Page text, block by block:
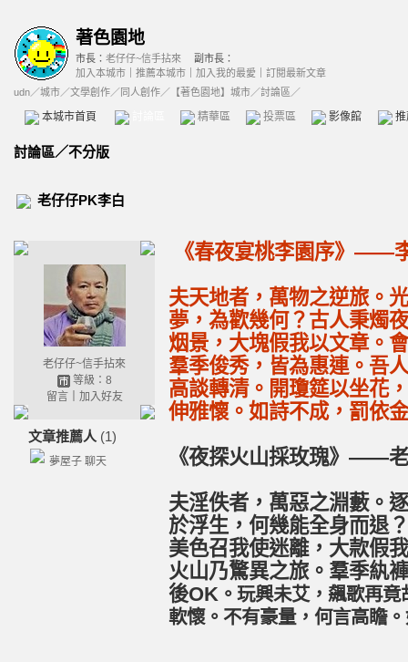
著色園地
市長： 老仔仔~信手拈來
副市長：
加入本城市
推薦本城市 加入我的最愛
訂閱最新文章
udn／城市／文學創作／同人創作／ 【著色園地】城市／討論區／
本城市首頁 精華區 投票區 影像館
討論區／不分版
老仔仔PK李白
老仔仔~信手拈來
等級：8
留言｜ 加入好友
文章推薦人 (1)
夢屋子 聊天
《春夜宴桃李園序》——
夫天地者，萬物之逆旅。
夢，為歡幾何？古人秉燭
烟景，大塊假我以文章。
羣季俊秀，皆為惠連。吾
高談轉清。開瓊筵以坐花
伸雅懷。如詩不成，罰依
《夜探火山採玫瑰》——
夫淫佚者，萬惡之淵藪。
於浮生，何幾能全身而退
美色召我使迷離，大款假
火山乃驚異之旅。羣季紈
後OK 。玩興未艾，飆歌再
軟懷。不有豪量，何言高瞻